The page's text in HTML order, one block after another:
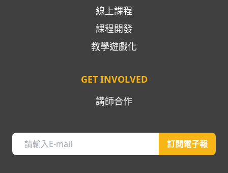
線上課程
課程開發
教學遊戲化
GET INVOLVED
講師合作
訂閱電子報